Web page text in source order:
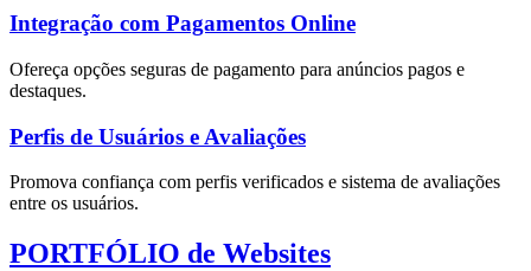
Integração com Pagamentos Online
Ofereça opções seguras de pagamento para anúncios pagos e
destaques.
Perfis de Usuários e Avaliações
Promova confiança com perfis verificados e sistema de avaliações
entre os usuários.
PORTFÓLIO de Websites